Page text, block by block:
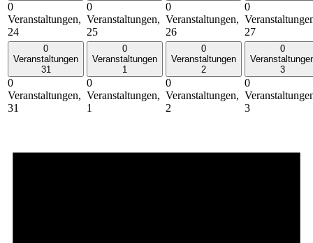
0
Veranstaltungen,
24
0
Veranstaltungen,
25
0
Veranstaltungen,
26
0
27
0
Veranstaltungen
31
0
Veranstaltungen,
31
0
Veranstaltungen
1
0
Veranstaltungen,
1
0
Veranstaltungen
2
0
Veranstaltungen,
2
0
3
0
3